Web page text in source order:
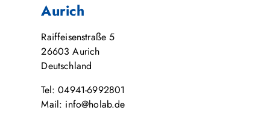
Aurich
Raiffeisenstraße 5
26603 Aurich
Deutschland
Tel: 04941-6992801
Mail: info@holab.de